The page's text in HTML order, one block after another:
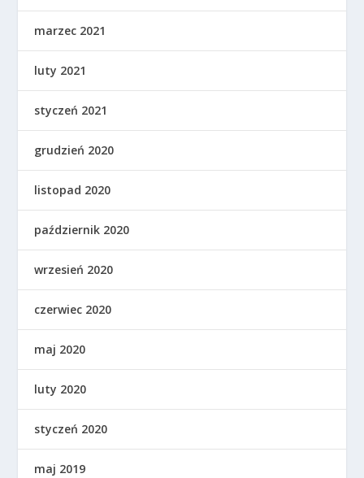
marzec 2021
luty 2021
styczeń 2021
grudzień 2020
listopad 2020
październik 2020
wrzesień 2020
czerwiec 2020
maj 2020
luty 2020
styczeń 2020
maj 2019